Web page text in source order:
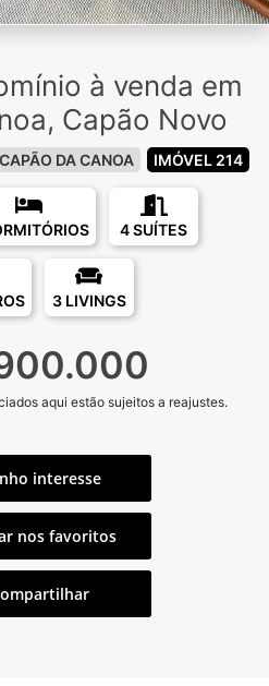
à venda em
Capão Novo
CAPÃO DA CANOA IMÓVEL 214
4 SUÍTES
3 LIVINGS
aqui estão sujeitos a reajustes.
interesse
nos favoritos